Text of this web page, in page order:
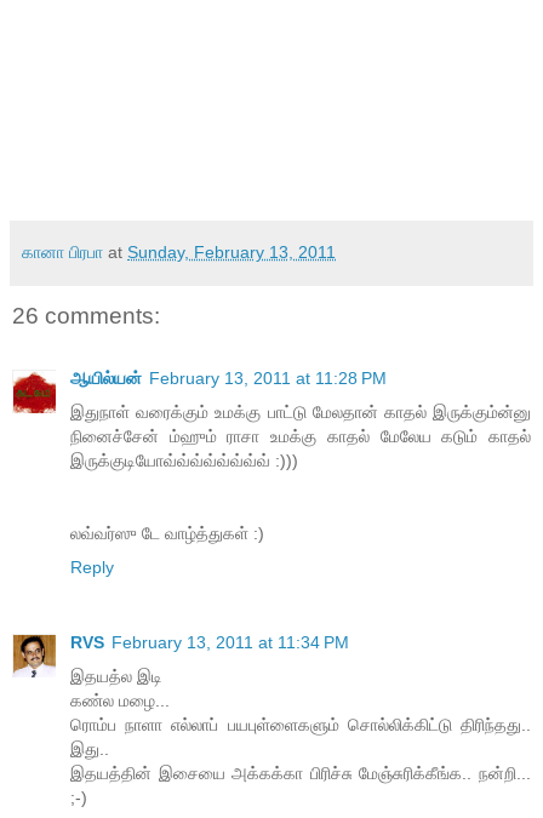
கானா பிரபா at Sunday, February 13, 2011
26 comments:
ஆயில்யன் February 13, 2011 at 11:28 PM
இதுநாள் வரைக்கும் உமக்கு பாட்டு மேலதான் காதல் இருக்கும்ன்னு
நினைச்சேன் ம்ஹும் ராசா உமக்கு காதல் மேலேய கடும் காதல்
இருக்குடியோவ்வ்வ்வ்வ்வ்வ்வ் :)))
லவ்வர்ஸு டே வாழ்த்துகள் :)
Reply
RVS February 13, 2011 at 11:34 PM
இதயத்ல இடி
கண்ல மழை...
ரொம்ப நாளா எல்லாப் பயபுள்ளைகளும் சொல்லிக்கிட்டு திரிந்தது..
இது..
இதயத்தின் இசையை அக்கக்கா பிரிச்சு மேஞ்சுரிக்கீங்க.. நன்றி...
;-)